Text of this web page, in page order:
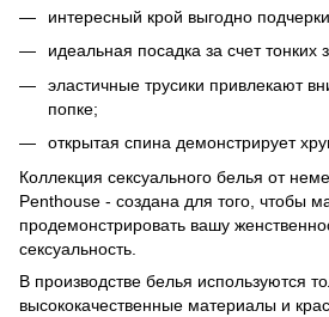
интересный крой выгодно
идеальная посадка за счет тонких
эластичные трусики привлекают
попке;
открытая спина демонстрирует
Коллекция сексуального белья от
Penthouse - создана для того, чтобы
продемонстрировать вашу
сексуальность.
В производстве белья используются
высококачественные материалы и